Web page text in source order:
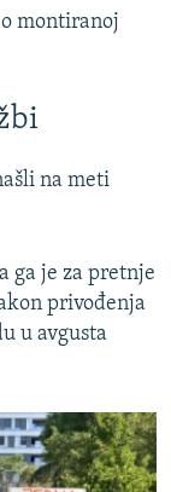
montiranoj
na meti
ga je za pretnje
privođenja
u avgusta